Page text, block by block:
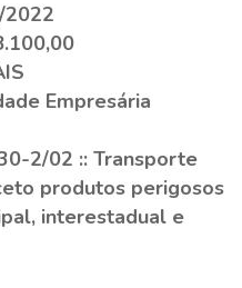
Empresária
2/02 :: Transporte
produtos perigosos
interestadual e